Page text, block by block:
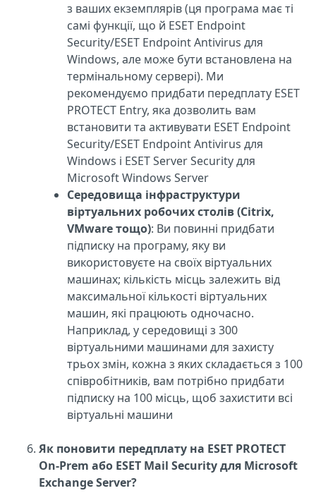
з ваших екземплярів (ця програма має ті
самі функції, що й ESET Endpoint
Security/ESET Endpoint Antivirus для
Windows, але може бути встановлена на
термінальному сервері). Ми
рекомендуємо придбати передплату ESET
PROTECT Entry, яка дозволить вам
встановити та активувати ESET Endpoint
Security/ESET Endpoint Antivirus для
Windows і ESET Server Security для
Microsoft Windows Server
Середовища інфраструктури
віртуальних робочих столів (Citrix,
VMware тощо): Ви повинні придбати
підписку на програму, яку ви
використовуєте на своїх віртуальних
машинах; кількість місць залежить від
максимальної кількості віртуальних
машин, які працюють одночасно.
Наприклад, у середовищі з 300
віртуальними машинами для захисту
трьох змін, кожна з яких складається з 100
співробітників, вам потрібно придбати
підписку на 100 місць, щоб захистити всі
віртуальні машини
Як поновити передплату на ESET PROTECT
On-Prem або ESET Mail Security для Microsoft
Exchange Server?